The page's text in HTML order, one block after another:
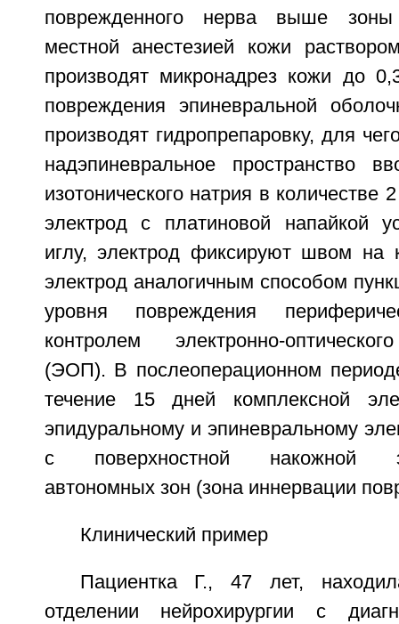
поврежденного нерва выше
местной анестезией кожи
производят микронадрез кожи до
повреждения эпиневральной
производят гидропрепаровку, для
надэпиневральное пространство
изотонического натрия в
электрод с платиновой напайкой
иглу, электрод фиксируют швом на
электрод аналогичным способом
уровня повреждения
контролем электронно-
(ЭОП). В послеоперационном
течение 15 дней комплексной
эпидуральному и эпиневральному
с поверхностной накожной
автономных зон (зона иннервации
Клинический пример
Пациентка Г., 47 лет,
отделении нейрохирургии с